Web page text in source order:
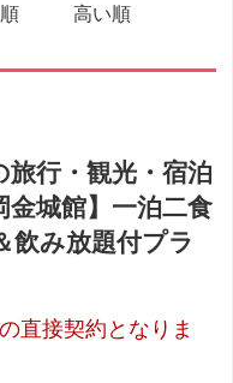
高い順
旅行・観光・宿泊
金城館】一泊二食
飲み放題付プラ
直接契約となりま